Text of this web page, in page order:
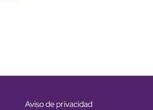
Aviso de privacidad